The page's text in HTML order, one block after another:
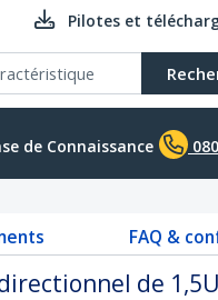
Pilotes et
de Connaissance
FAQ &
de